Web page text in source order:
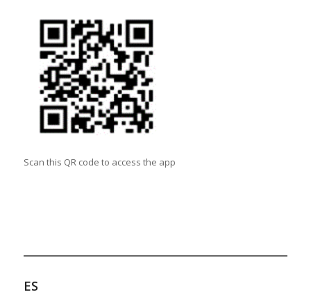
Scan this QR code to access the app
ES